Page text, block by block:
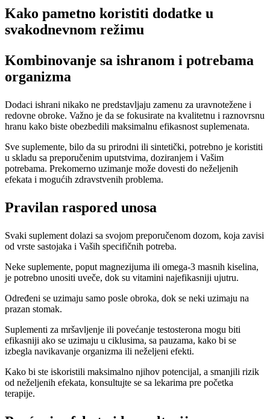
Kako pametno koristiti dodatke u
svakodnevnom režimu
Kombinovanje sa ishranom i potrebama
organizma
Dodaci ishrani nikako ne predstavljaju zamenu za uravnotežene i
redovne obroke. Važno je da se fokusirate na kvalitetnu i raznovrsnu
hranu kako biste obezbedili maksimalnu efikasnost suplemenata.
Sve suplemente, bilo da su prirodni ili sintetički, potrebno je koristiti
u skladu sa preporučenim uputstvima, doziranjem i Vašim
potrebama. Prekomerno uzimanje može dovesti do neželjenih
efekata i mogućih zdravstvenih problema.
Pravilan raspored unosa
Svaki suplement dolazi sa svojom preporučenom dozom, koja zavisi
od vrste sastojaka i Vaših specifičnih potreba.
Neke suplemente, poput magnezijuma ili omega-3 masnih kiselina,
je potrebno unositi uveče, dok su vitamini najefikasniji ujutru.
Određeni se uzimaju samo posle obroka, dok se neki uzimaju na
prazan stomak.
Suplementi za mršavljenje ili povećanje testosterona mogu biti
efikasniji ako se uzimaju u ciklusima, sa pauzama, kako bi se
izbegla navikavanje organizma ili neželjeni efekti.
Kako bi ste iskoristili maksimalno njihov potencijal, a smanjili rizik
od neželjenih efekata, konsultujte se sa lekarima pre početka
terapije.